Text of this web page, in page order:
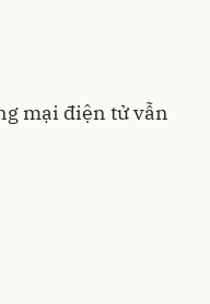
mại điện tử vẫn